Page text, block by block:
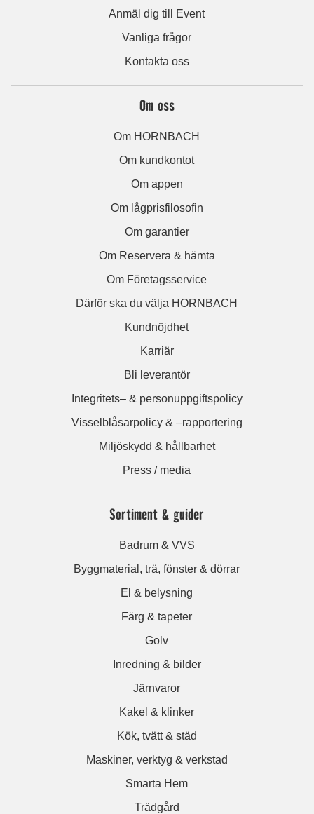
Anmäl dig till Event
Vanliga frågor
Kontakta oss
Om oss
Om HORNBACH
Om kundkontot
Om appen
Om lågprisfilosofin
Om garantier
Om Reservera & hämta
Om Företagsservice
Därför ska du välja HORNBACH
Kundnöjdhet
Karriär
Bli leverantör
Integritets– & personuppgiftspolicy
Visselblåsarpolicy & –rapportering
Miljöskydd & hållbarhet
Press / media
Sortiment & guider
Badrum & VVS
Byggmaterial, trä, fönster & dörrar
El & belysning
Färg & tapeter
Golv
Inredning & bilder
Järnvaror
Kakel & klinker
Kök, tvätt & städ
Maskiner, verktyg & verkstad
Smarta Hem
Trädgård